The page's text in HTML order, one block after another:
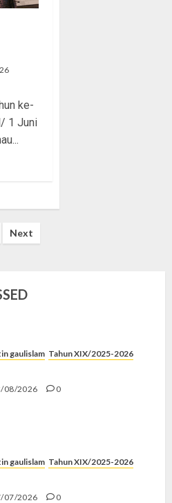
ke-
1 Juni
Next
gaulislam Tahun XIX/2025-2026
08/2026 0
gaulislam Tahun XIX/2025-2026
07/2026 0